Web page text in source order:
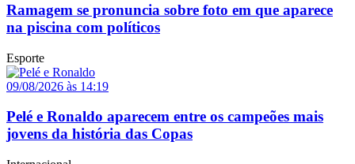
Ramagem se pronuncia sobre foto em que aparece
na piscina com políticos
Esporte
09/08/2026 às 14:19
Pelé e Ronaldo aparecem entre os campeões mais
jovens da história das Copas